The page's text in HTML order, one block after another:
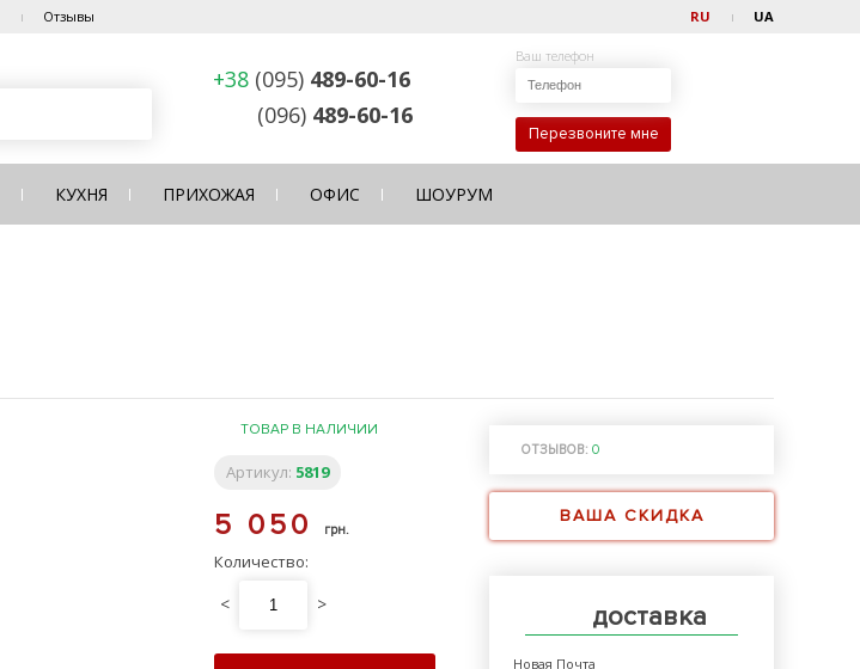
Отзывы RU UA
+38 (095) 489-60-16
(096) 489-60-16
Ваш телефон
Перезвоните мне
КУХНЯ ПРИХОЖАЯ ОФИС ШОУРУМ
ТОВАР В НАЛИЧИИ
Артикул: 5819
5 050 грн.
Количество:
< >
ОТЗЫВОВ: 0
ВАША СКИДКА
доставка
Новая Почта